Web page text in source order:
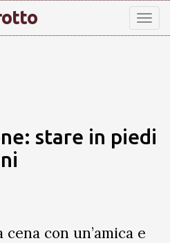
stare in piedi
con un’amica e